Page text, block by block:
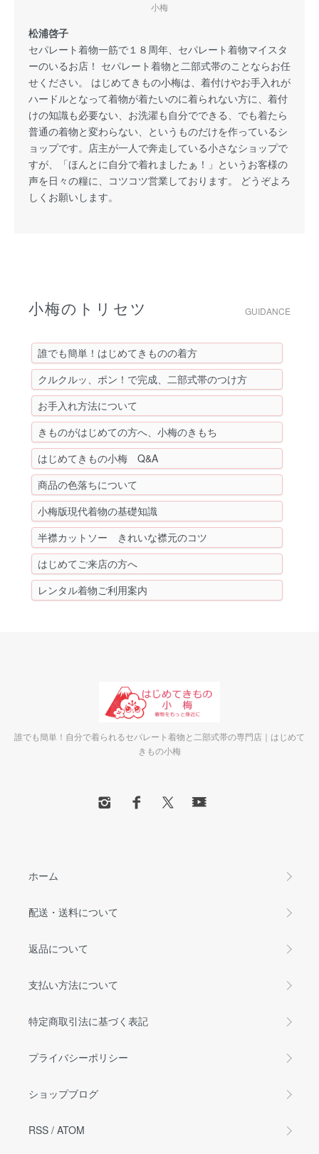
小梅
松浦啓子
セパレート着物一筋で１８周年、セパレート着物マイスタ
ーのいるお店！ セパレート着物と二部式帯のことならお任
せください。 はじめてきもの小梅は、着付けやお手入れが
ハードルとなって着物が着たいのに着られない方に、着付
けの知識も必要ない、お洗濯も自分でできる、でも着たら
普通の着物と変わらない、というものだけを作っているシ
ョップです。店主が一人で奔走している小さなショップで
すが、「ほんとに自分で着れましたぁ！」というお客様の
声を日々の糧に、コツコツ営業しております。 どうぞよろ
しくお願いします。
小梅のトリセツ GUIDANCE
誰でも簡単！はじめてきものの着方
クルクルッ、ポン！で完成、二部式帯のつけ方
お手入れ方法について
きものがはじめての方へ、小梅のきもち
はじめてきもの小梅 Q&A
商品の色落ちについて
小梅版現代着物の基礎知識
半襟カットソー きれいな襟元のコツ
はじめてご来店の方へ
レンタル着物ご利用案内
誰でも簡単！自分で着られるセパレート着物と二部式帯の専門店｜はじめて
きもの小梅
ホーム
配送・送料について
返品について
支払い方法について
特定商取引法に基づく表記
プライバシーポリシー
ショップブログ
RSS / ATOM